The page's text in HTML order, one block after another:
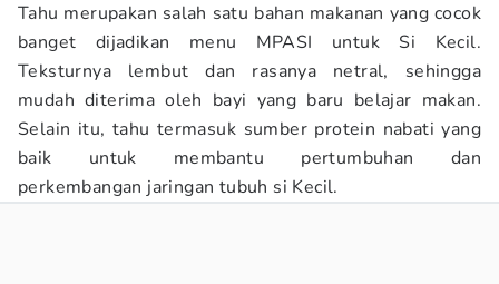
Tahu merupakan salah satu bahan makanan yang cocok
banget dijadikan menu MPASI untuk Si Kecil.
Teksturnya lembut dan rasanya netral, sehingga
mudah diterima oleh bayi yang baru belajar makan.
Selain itu, tahu termasuk sumber protein nabati yang
baik untuk membantu pertumbuhan dan
perkembangan jaringan tubuh si Kecil.